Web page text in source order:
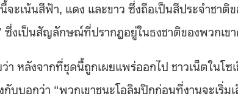
จะเน้นสีฟ้า, แดง และขาว ซึ่งถือเป็นสีประจำชา
ซึ่งเป็นสัญลักษณ์ที่ปรากฎอยู่ในธงชาติของพวกเข
า หลังจากที่ชุดนี้ถูกเผยแพร่ออกไป ชาวเน็ตในโ
กับบอกว่า “พวกเขาชนะโอลิมปิกก่อนที่งานจะเริ่ม